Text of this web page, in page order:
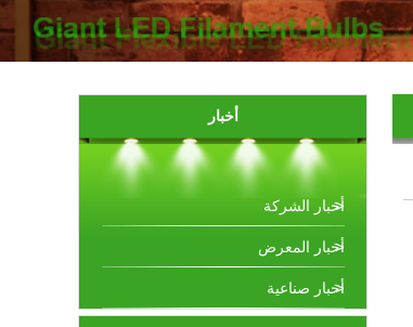
أخبار
أخبار الشركة
أخبار المعرض
أخبار صناعية